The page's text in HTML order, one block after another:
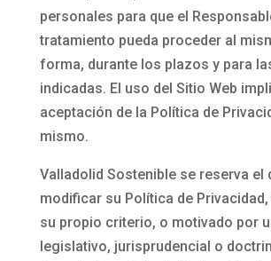
personales para que el
tratamiento pueda proceder al
forma, durante los plazos y para
indicadas. El uso del Sitio Web
aceptación de la Política de
mismo.
Valladolid Sosteniblese reserva el
modificar su Política de
su propio criterio, o motivado por
legislativo, jurisprudencial o